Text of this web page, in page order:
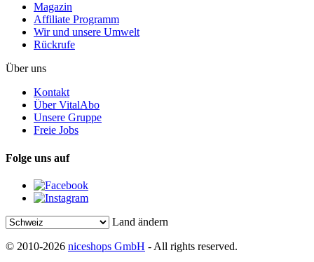
Magazin
Affiliate Programm
Wir und unsere Umwelt
Rückrufe
Über uns
Kontakt
Über VitalAbo
Unsere Gruppe
Freie Jobs
Folge uns auf
Land ändern
© 2010-2026 niceshops GmbH - All rights reserved.